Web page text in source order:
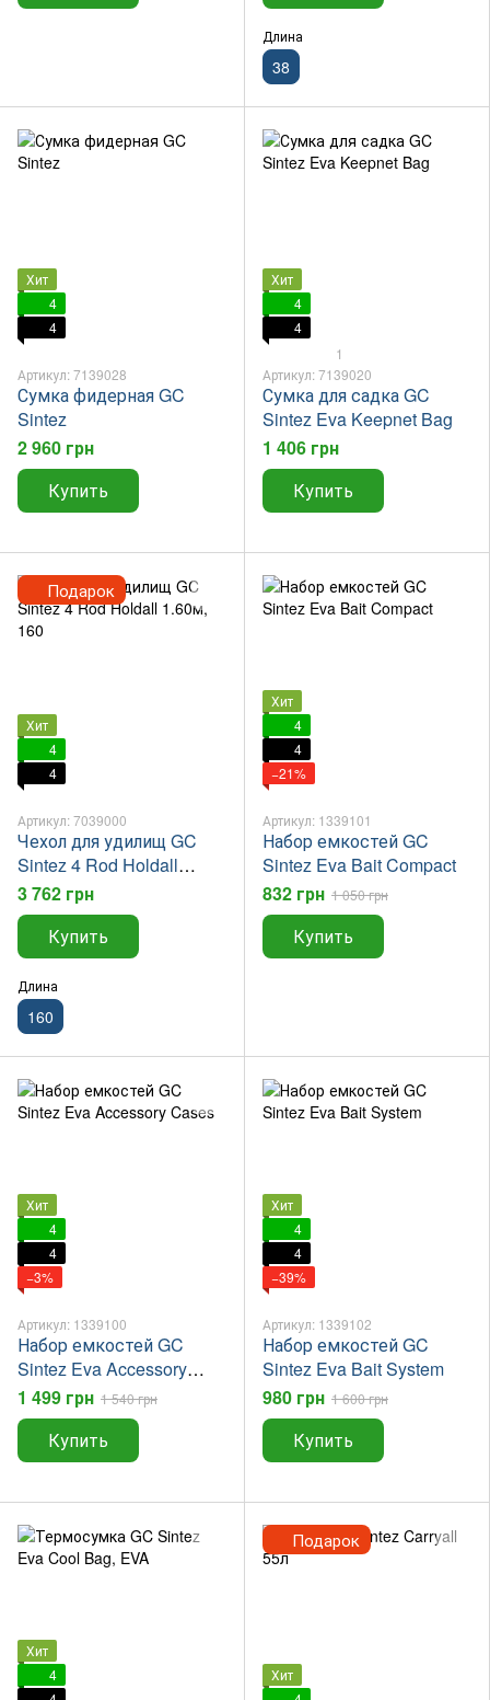
Длина
38
Хит
4
4
Артикул: 7139028
Сумка фидерная GC
Sintez
2 960 грн
Купить
Хит
4
4
1
Артикул: 7139020
Сумка для садка GC
Sintez Eva Keepnet Bag
1 406 грн
Купить
Подарок
Хит
4
4
Артикул: 7039000
Чехол для удилищ GC
Sintez 4 Rod Holdall
1.60м
3 762 грн
Купить
Длина
160
Хит
4
4
−21%
Артикул: 1339101
Набор емкостей GC
Sintez Eva Bait Compact
832 грн 1 050 грн
Купить
Хит
4
4
−3%
Артикул: 1339100
Набор емкостей GC
Sintez Eva Accessory
Cases
1 499 грн 1 540 грн
Купить
Хит
4
4
−39%
Артикул: 1339102
Набор емкостей GC
Sintez Eva Bait System
980 грн 1 600 грн
Купить
Хит
4
Подарок
Хит